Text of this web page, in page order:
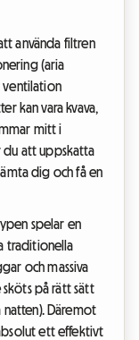
använda filtren
(aria
ventilation
kan vara kvava,
mitt i
du att uppskatta
dig och få en
spelar en
traditionella
och massiva
på rätt sätt
Däremot
ett effektivt